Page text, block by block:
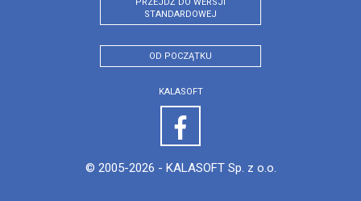
STANDARDOWEJ
OD POCZĄTKU
KALASOFT
© 2005-2026 - KALASOFT Sp. z o.o.